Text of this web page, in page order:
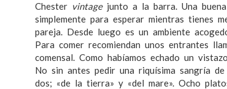
Chester vintagejunto a la barra. Una
simplemente para esperar mientras tienes
pareja. Desde luego es un ambiente
Para comer recomiendan unos entrantes
comensal. Como habíamos echado un
No sin antes pedir una riquísima sangría
dos; «de la tierra» y «del mare». Ocho